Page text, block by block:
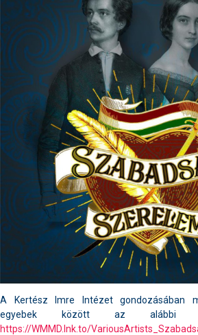
A Kertész Imre Intézet gondozásában
egyebek között az alábbi
https://WMMD.lnk.to/